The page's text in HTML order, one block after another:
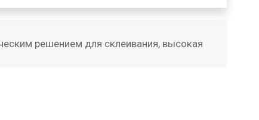
решением для склеивания, высокая